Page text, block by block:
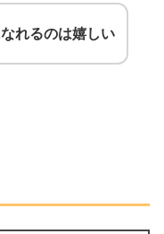
れるのは嬉しい